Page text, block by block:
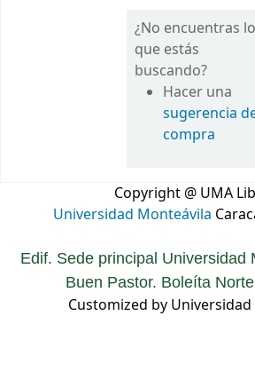
¿No encuentras lo
que estás
buscando?
Hacer una
sugerencia
compra
Copyright @ UMA
Universidad Monteávila
Edif. Sede principal Universidad
Buen Pastor. Boleíta
Customized by